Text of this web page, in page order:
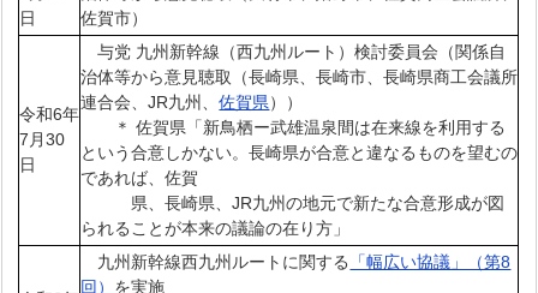
日
佐賀市）
令和6年
7月30
日
与党 九州新幹線（西九州ルート）検討委員会（関係自
治体等から意見聴取（長崎県、長崎市、長崎県商工会議所
連合会、JR九州、佐賀県））
＊ 佐賀県「新鳥栖ー武雄温泉間は在来線を利用する
という合意しかない。長崎県が合意と違なるものを望むの
であれば、佐賀
県、長崎県、JR九州の地元で新たな合意形成が図
られることが本来の議論の在り方」
九州新幹線西九州ルートに関する
「幅広い協議」（第8
回） を実施